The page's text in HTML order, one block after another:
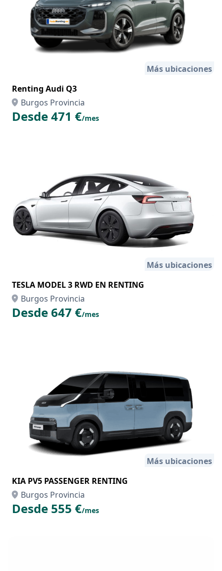
Más ubicaciones
Renting Audi Q3
Burgos Provincia
Desde 471 €/mes
Más ubicaciones
TESLA MODEL 3 RWD EN RENTING
Burgos Provincia
Desde 647 €/mes
Más ubicaciones
KIA PV5 PASSENGER RENTING
Burgos Provincia
Desde 555 €/mes